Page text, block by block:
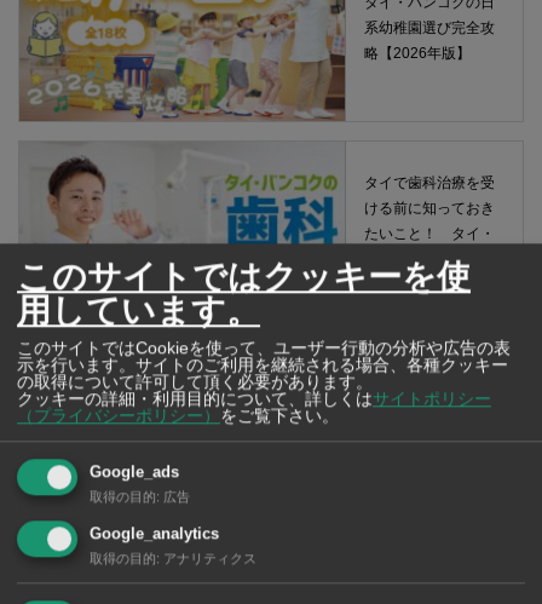
系幼稚園選び完全攻
略【2026年版】
タイで歯科治療を受
ける前に知っておき
たいこと！ タイ・
バンコクの歯医者さ
ん 2026年版
このサイトではクッキーを使
用しています。
このサイトではCookieを使って、ユーザー行動の分析や広告の表
示を行います。サイトのご利用を継続される場合、各種クッキー
の取得について許可して頂く必要があります。
クッキーの詳細・利用目的について、詳しくはサイトポリシー
（プライバシーポリシー）
をご覧下さい。
Google_ads
取得の目的: 広告
Google_analytics
取得の目的: アナリティクス